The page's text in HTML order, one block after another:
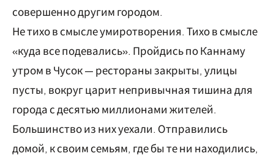
совершенно другим городом.
Не тихо в смысле умиротворения. Тихо в смысле
«куда все подевались». Пройдись по Каннаму
утром в Чусок — рестораны закрыты, улицы
пусты, вокруг царит непривычная тишина для
города с десятью миллионами жителей.
Большинство из них уехали. Отправились
домой, к своим семьям, где бы те ни находились,